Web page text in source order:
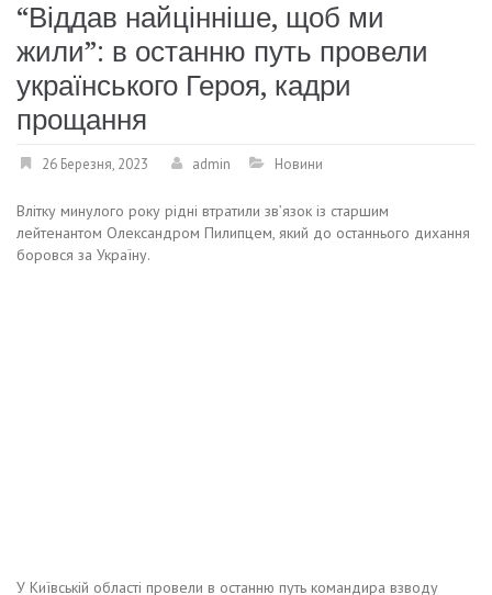
“Віддав найцінніше, щоб ми
жили”: в останню путь провели
українського Героя, кадри
прощання
26 Березня, 2023 admin Новини
Влітку минулого року рідні втратили зв’язок із старшим
лейтенантом Олександром Пилипцем, який до останнього дихання
боровся за Україну.
У Київській області провели в останню путь командира взводу